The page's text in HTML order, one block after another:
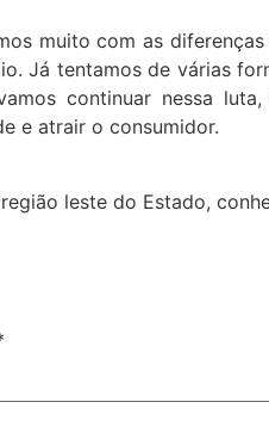
muito com as
Já tentamos de várias
continuar nessa
e atrair o consumidor.
leste do Estado,